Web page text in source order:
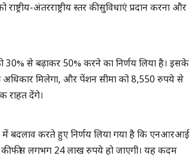
अंतरराष्ट्रीय स्तर की सुविधाएं प्रदान करना और
30% से बढ़ाकर 50% करने का निर्णय लिया है। इसके
अधिकार मिलेगा, और पेंशन सीमा को 8,550 रुपये से
राहत देंगे।
करते हुए निर्णय लिया गया है कि एनआरआई
फीस लगभग 24 लाख रुपये हो जाएगी। यह कदम